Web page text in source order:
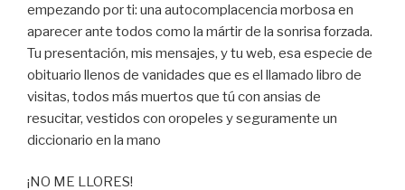
empezando por ti: una autocomplacencia morbosa en
aparecer ante todos como la mártir de la sonrisa forzada.
Tu presentación, mis mensajes, y tu web, esa especie de
obituario llenos de vanidades que es el llamado libro de
visitas, todos más muertos que tú con ansias de
resucitar, vestidos con oropeles y seguramente un
diccionario en la mano
¡NO ME LLORES!